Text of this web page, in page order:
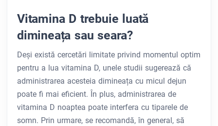
Vitamina D trebuie luată
dimineața sau seara?
Deși există cercetări limitate privind momentul optim
pentru a lua vitamina D, unele studii sugerează că
administrarea acesteia dimineața cu micul dejun
poate fi mai eficient. În plus, administrarea de
vitamina D noaptea poate interfera cu tiparele de
somn. Prin urmare, se recomandă, în general, să